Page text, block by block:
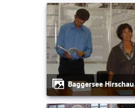
Baggersee Hirschau